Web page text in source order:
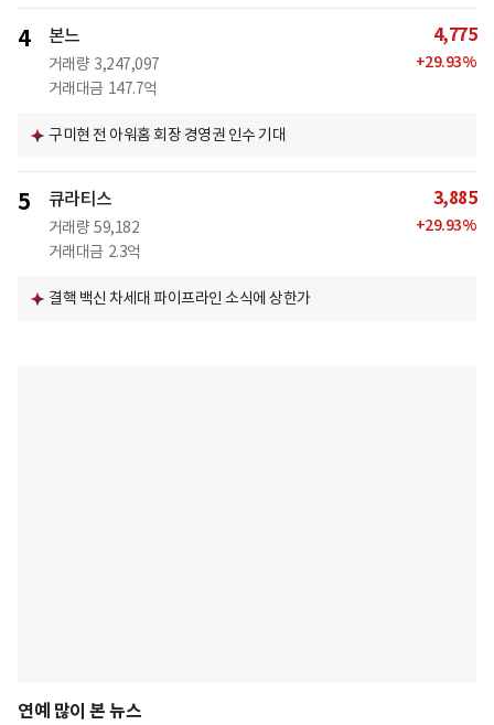
4 본느
거래량 3,247,097
거래대금 147.7억
4,775
+29.93%
구미현 전 아워홈 회장 경영권 인수 기대
5 큐라티스
거래량 59,182
거래대금 2.3억
3,885
+29.93%
결핵 백신 차세대 파이프라인 소식에 상한가
연예 많이 본 뉴스